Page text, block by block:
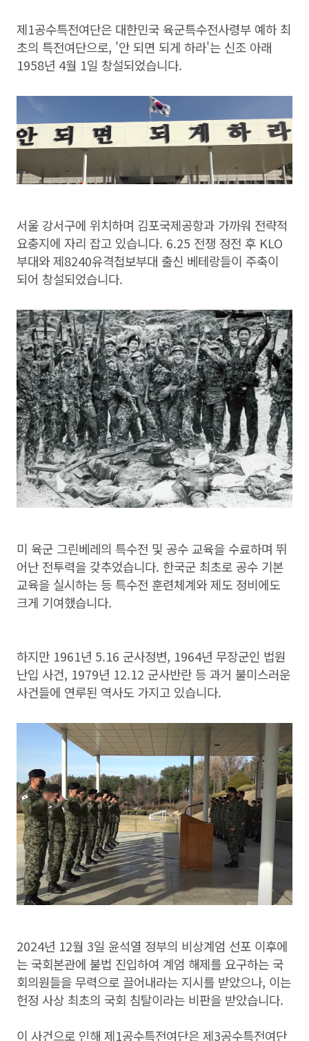
제1공수특전여단은 대한민국 육군특수전사령부 예하 최
초의 특전여단으로, '안 되면 되게 하라'는 신조 아래
1958년 4월 1일 창설되었습니다.
서울 강서구에 위치하며 김포국제공항과 가까워 전략적
요충지에 자리 잡고 있습니다. 6.25 전쟁 정전 후 KLO
부대와 제8240유격첩보부대 출신 베테랑들이 주축이
되어 창설되었습니다.
미 육군 그린베레의 특수전 및 공수 교육을 수료하며 뛰
어난 전투력을 갖추었습니다. 한국군 최초로 공수 기본
교육을 실시하는 등 특수전 훈련체계와 제도 정비에도
크게 기여했습니다.
하지만 1961년 5.16 군사정변, 1964년 무장군인 법원
난입 사건, 1979년 12.12 군사반란 등 과거 불미스러운
사건들에 연루된 역사도 가지고 있습니다.
2024년 12월 3일 윤석열 정부의 비상계엄 선포 이후에
는 국회본관에 불법 진입하여 계엄 해제를 요구하는 국
회의원들을 무력으로 끌어내라는 지시를 받았으나, 이는
헌정 사상 최초의 국회 침탈이라는 비판을 받았습니다.
이 사건으로 인해 제1공수특전여단은 제3공수특전여단